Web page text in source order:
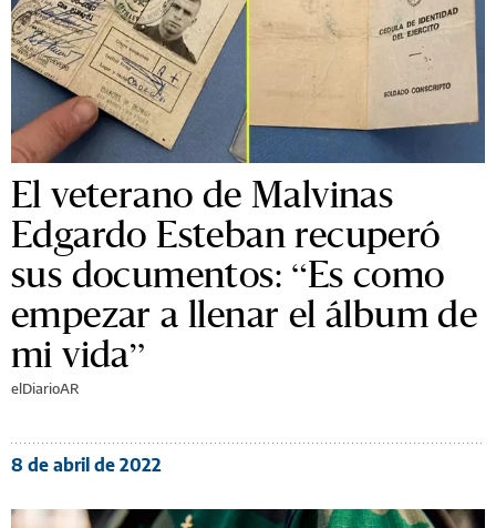
El veterano de Malvinas
Edgardo Esteban recuperó
sus documentos: “Es como
empezar a llenar el álbum de
mi vida”
elDiarioAR
8 de abril de 2022